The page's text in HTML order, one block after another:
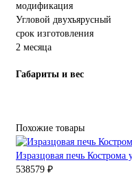
модификация
Угловой двухъярусный
срок изготовления
2 месяца
Габариты и вес
Похожие товары
Изразцовая печь
538579 ₽